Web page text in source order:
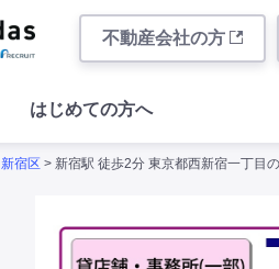
不動産会社の方
はじめての方へ
新宿区 > 新宿駅 徒歩2分 東京都西新宿一丁目